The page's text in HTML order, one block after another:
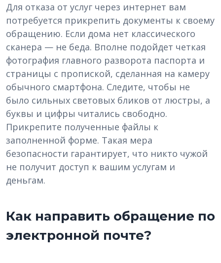
Для отказа от услуг через интернет вам
потребуется прикрепить документы к своему
обращению. Если дома нет классического
сканера — не беда. Вполне подойдет четкая
фотография главного разворота паспорта и
страницы с пропиской, сделанная на камеру
обычного смартфона. Следите, чтобы не
было сильных световых бликов от люстры, а
буквы и цифры читались свободно.
Прикрепите полученные файлы к
заполненной форме. Такая мера
безопасности гарантирует, что никто чужой
не получит доступ к вашим услугам и
деньгам.
Как направить обращение по
электронной почте?